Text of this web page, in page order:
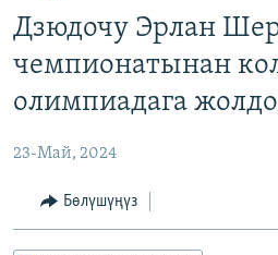
Издөөгө
салыңызКЫРГЫЗСТАН
МАДАНИЯТ
ДҮЙНӨ
ТВ ПРОГРАММАЛАР
БҮГҮН АЗАТТЫКТА
ПОДКАСТ
Дзюдочу Эрлан
чемпионатынан
олимпиадага
23-Май, 2024
Бөлүшүңүз